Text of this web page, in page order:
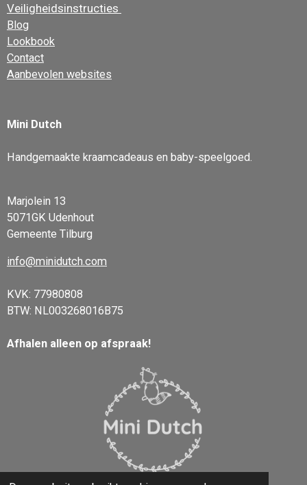
Veiligheidsinstructies
Blog
Lookbook
Contact
Aanbevolen websites
Mini Dutch
Handgemaakte kraamcadeaus en baby-speelgoed.
Marjolein 13
5071GK Udenhout
Gemeente Tilburg
info@minidutch.com
KVK: 77980808
BTW: NL003268016B75
Afhalen alleen op afspraak!